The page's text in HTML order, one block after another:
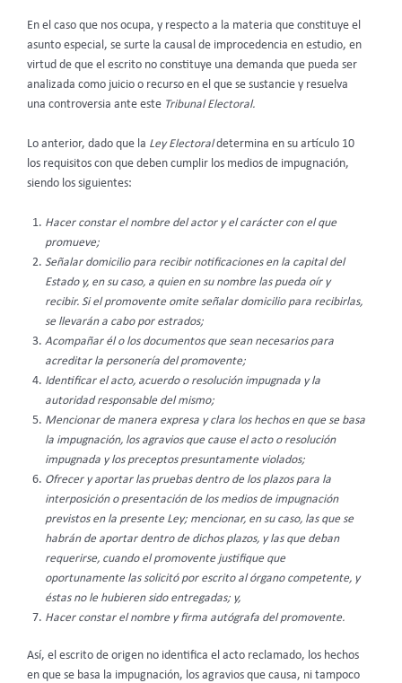
En el caso que nos ocupa, y respecto a la materia que constituye el
asunto especial, se surte la causal de improcedencia en estudio, en
virtud de que el escrito no constituye una demanda que pueda ser
analizada como juicio o recurso en el que se sustancie y resuelva
una controversia ante este Tribunal Electoral.
Lo anterior, dado que la Ley Electoraldetermina en su artículo 10
los requisitos con que deben cumplir los medios de impugnación,
siendo los siguientes:
Hacer constar el nombre del actor y el carácter con el que
promueve;
Señalar domicilio para recibir notificaciones en la capital del
Estado y, en su caso, a quien en su nombre las pueda oír y
recibir. Si el promovente omite señalar domicilio para recibirlas,
se llevarán a cabo por estrados;
Acompañar él o los documentos que sean necesarios para
acreditar la personería del promovente;
Identificar el acto, acuerdo o resolución impugnada y la
autoridad responsable del mismo;
Mencionar de manera expresa y clara los hechos en que se basa
la impugnación, los agravios que cause el acto o resolución
impugnada y los preceptos presuntamente violados;
Ofrecer y aportar las pruebas dentro de los plazos para la
interposición o presentación de los medios de impugnación
previstos en la presente Ley; mencionar, en su caso, las que se
habrán de aportar dentro de dichos plazos, y las que deban
requerirse, cuando el promovente justifique que
oportunamente las solicitó por escrito al órgano competente, y
éstas no le hubieren sido entregadas; y,
Hacer constar el nombre y firma autógrafa del promovente.
Así, el escrito de origen no identifica el acto reclamado, los hechos
en que se basa la impugnación, los agravios que causa, ni tampoco